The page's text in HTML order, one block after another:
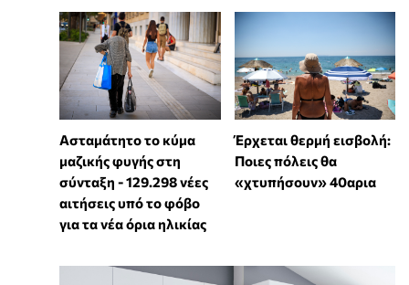
Ασταμάτητο το κύμα
μαζικής φυγής στη
σύνταξη - 129.298 νέες
αιτήσεις υπό το φόβο
για τα νέα όρια ηλικίας
Έρχεται θερμή εισβολή:
Ποιες πόλεις θα
«χτυπήσουν» 40αρια